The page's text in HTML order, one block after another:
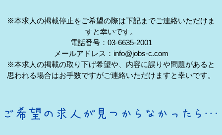
※本求人の掲載停止をご希望の際は下記までご連絡いただけま
すと幸いです。
電話番号：03-6635-2001
メールアドレス：info@jobs-c.com
※本求人の掲載の取り下げ希望や、内容に誤りや問題があると
思われる場合はお手数ですがご連絡いただけますと幸いです。